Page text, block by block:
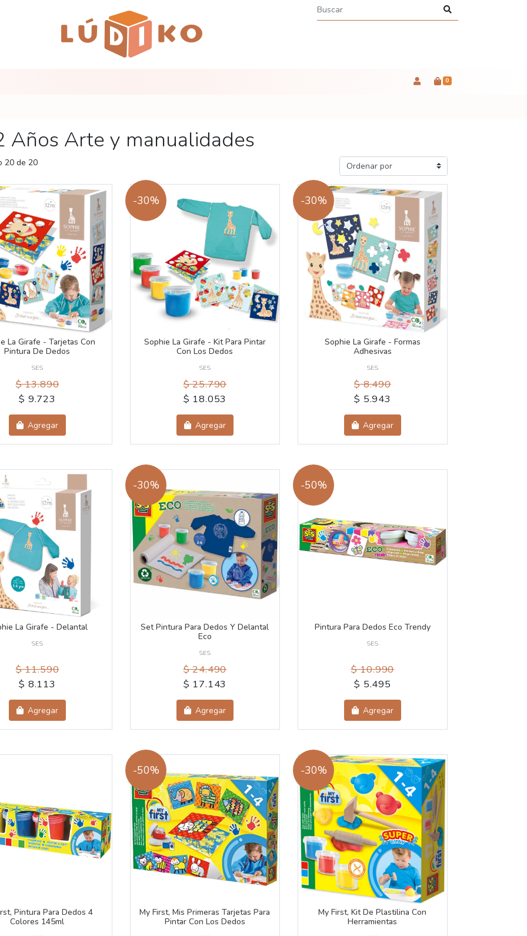
0
Años Arte y manualidades
20 de 20
La Girafe - Tarjetas Con
Pintura De Dedos
SES
$ 13.890
$ 9.723
Agregar
-30%
Sophie La Girafe - Kit Para Pintar
Con Los Dedos
SES
$ 25.790
$ 18.053
Agregar
-30%
Sophie La Girafe - Formas
Adhesivas
SES
$ 8.490
$ 5.943
Agregar
La Girafe - Delantal
SES
$ 11.590
$ 8.113
Agregar
-30%
Set Pintura Para Dedos Y Delantal
Eco
SES
$ 24.490
$ 17.143
Agregar
-50%
Pintura Para Dedos Eco Trendy
SES
$ 10.990
$ 5.495
Agregar
Pintura Para Dedos 4
Colores 145ml
-50%
My First, Mis Primeras Tarjetas Para
Pintar Con Los Dedos
-30%
My First, Kit De Plastilina Con
Herramientas